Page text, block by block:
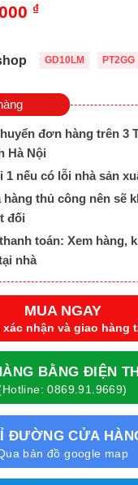
₫.
₫Giá
là:
GD10LM PT2GG
đơn hàng trên 3
Hà Nội
1 nếu có lỗi nhà sản
hàng thủ công nên sẽ
đối
toán: Xem hàng,
nhà
MUA NGAY
xác nhận và giao hàng
BẰNG ĐIỆN
0869.91.9669)
ĐƯỜNG CỬA
bản đồ google map